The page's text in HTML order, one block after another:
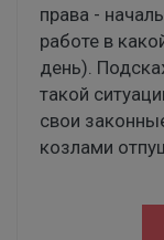
права -
работе в
день).
такой
свои
козлами